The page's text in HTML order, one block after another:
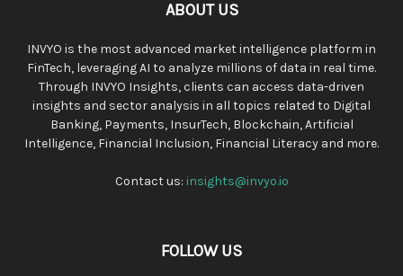
ABOUT US
INVYO is the most advanced market intelligence platform in
FinTech, leveraging AI to analyze millions of data in real time.
Through INVYO Insights, clients can access data-driven
insights and sector analysis in all topics related to Digital
Banking, Payments, InsurTech, Blockchain, Artificial
Intelligence, Financial Inclusion, Financial Literacy and more.
Contact us: insights@invyo.io
FOLLOW US